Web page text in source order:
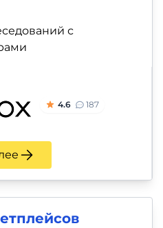
с
4.6 187